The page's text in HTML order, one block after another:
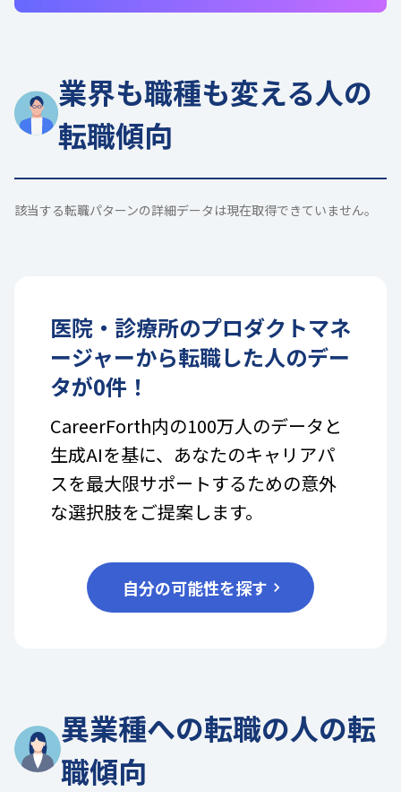
業界も職種も変える人の
転職傾向
該当する転職パターンの詳細データは現在取得できていません。
医院・診療所のプロダクトマネ
ージャーから転職した人のデー
タが0件！
CareerForth内の100万人のデータと
生成AIを基に、あなたのキャリアパ
スを最大限サポートするための意外
な選択肢をご提案します。
自分の可能性を探す
異業種への転職の人の転
職傾向